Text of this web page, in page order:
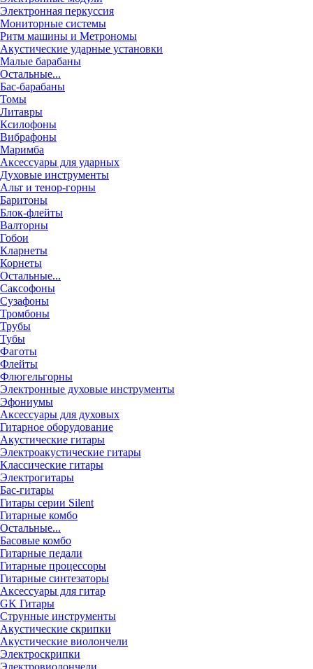
Электронная перкуссия
Мониторные системы
Ритм машины и Метрономы
Акустические ударные установки
Малые барабаны
Остальные...
Бас-барабаны
Томы
Литавры
Ксилофоны
Вибрафоны
Маримба
Аксессуары для ударных
Духовые инструменты
Альт и тенор-горны
Баритоны
Блок-флейты
Валторны
Гобои
Кларнеты
Корнеты
Остальные...
Саксофоны
Сузафоны
Тромбоны
Трубы
Тубы
Фаготы
Флейты
Флюгельгорны
Электронные духовые инструменты
Эфониумы
Аксессуары для духовых
Гитарное оборудование
Акустические гитары
Электроакустические гитары
Классические гитары
Электрогитары
Бас-гитары
Гитары серии Silent
Гитарные комбо
Остальные...
Басовые комбо
Гитарные педали
Гитарные процессоры
Гитарные синтезаторы
Аксессуары для гитар
GK Гитары
Струнные инструменты
Акустические скрипки
Акустические виолончели
Электроскрипки
Электровиолончели